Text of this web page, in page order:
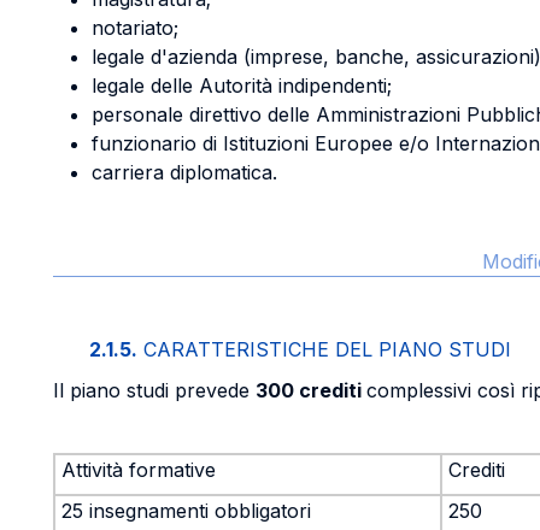
notariato;
legale d'azienda (imprese, banche,
legale delle Autorità indipendenti;
personale direttivo delle Amministrazioni
funzionario di Istituzioni Europee e/o
carriera diplomatica.
2.1.5. CARATTERISTICHE DEL PIANO STUDI
Il piano studi prevede 300 crediti complessivi così
Attività formative
Crediti
25 insegnamenti obbligatori
250